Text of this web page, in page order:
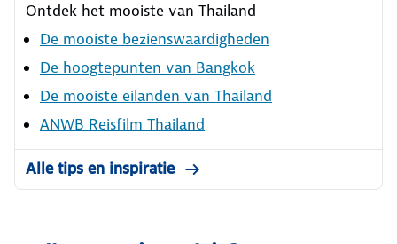
Ontdek het mooiste van Thailand
De mooiste bezienswaardigheden
De hoogtepunten van Bangkok
De mooiste eilanden van Thailand
ANWB Reisfilm Thailand
Alle tips en inspiratie